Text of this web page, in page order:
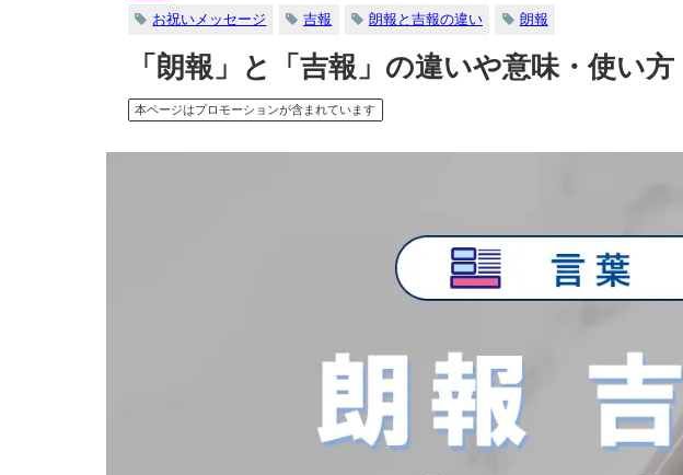
お祝いメッセージ 吉報 朗報と吉報の違い 朗報
「朗報」と「吉報」の違いや意味・使い
本ページはプロモーションが含まれています